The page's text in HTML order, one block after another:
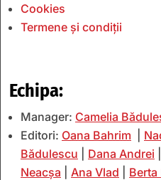
Cookies
Termene și condiții
Echipa:
Manager: Camelia
Editori: Oana Bahrim
Bădulescu
Dana Andrei
Neacșa
Ana Vlad
Berta